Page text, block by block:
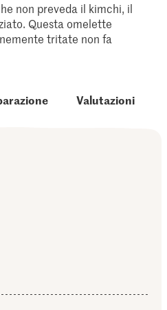
non preveda il kimchi, il
Questa omelette
tritate non fa
Valutazioni